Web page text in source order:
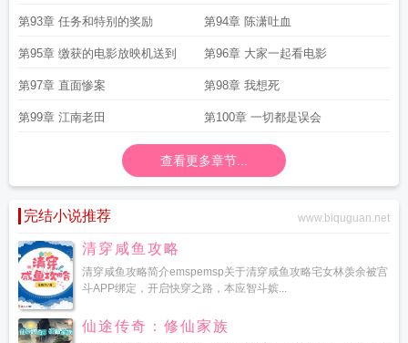
第93章 任务和特别的奖励 第94章 陈潇吐血
第95章 缴获的电影放映机送到 第96章 大家一起看电影
第97章 直面惨案 第98章 我想死
第99章 江南老田 第100章 一切都是误会
查看更多章节...
完结小说推荐 www.biquguan.net
清穿咸鱼攻略
清穿咸鱼攻略简介emspemsp关于清穿咸鱼攻略宅女林羡余被宫
斗APP绑定，开启快穿之路，本应智斗嫔...
仙途传奇：修仙家族